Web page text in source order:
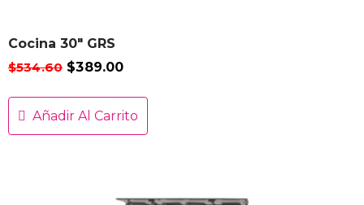
Cocina 30″ GRS
$534.60 $389.00
Añadir Al Carrito